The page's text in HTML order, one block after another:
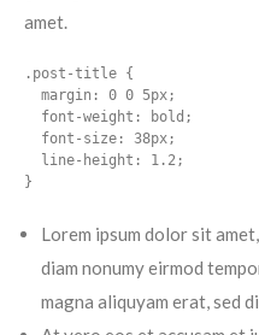
amet.
.post-title {
  margin: 0 0 5px;
  font-weight: bold;
  font-size: 38px;
  line-height: 1.2;
}
Lorem ipsum dolor sit
diam nonumy eirmod
magna aliquyam erat, sed